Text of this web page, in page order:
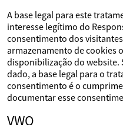
A base legal para este
interesse legítimo do
consentimento dos
armazenamento de cookies
disponibilização do website.
dado, a base legal para o
consentimento é o
documentar esse
VWO